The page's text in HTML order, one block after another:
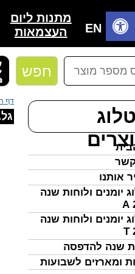
חפש
אותנו
יומנים ולוחות שנה
יומנים ולוחות שנה
שנה להדפסה
ומארזים לשבועות
EN
מתנות ליום
העצמאות
דף